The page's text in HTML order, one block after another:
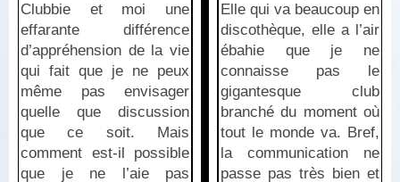
Clubbie et moi une
effarante différence
d’appréhension de la vie
qui fait que je ne peux
même pas envisager
quelle que discussion
que ce soit. Mais
comment est-il possible
que je ne l’aie pas
Elle qui va beaucoup en
discothèque, elle a l’air
ébahie que je ne
connaisse pas le
gigantesque club
branché du moment où
tout le monde va. Bref,
la communication ne
passe pas très bien et